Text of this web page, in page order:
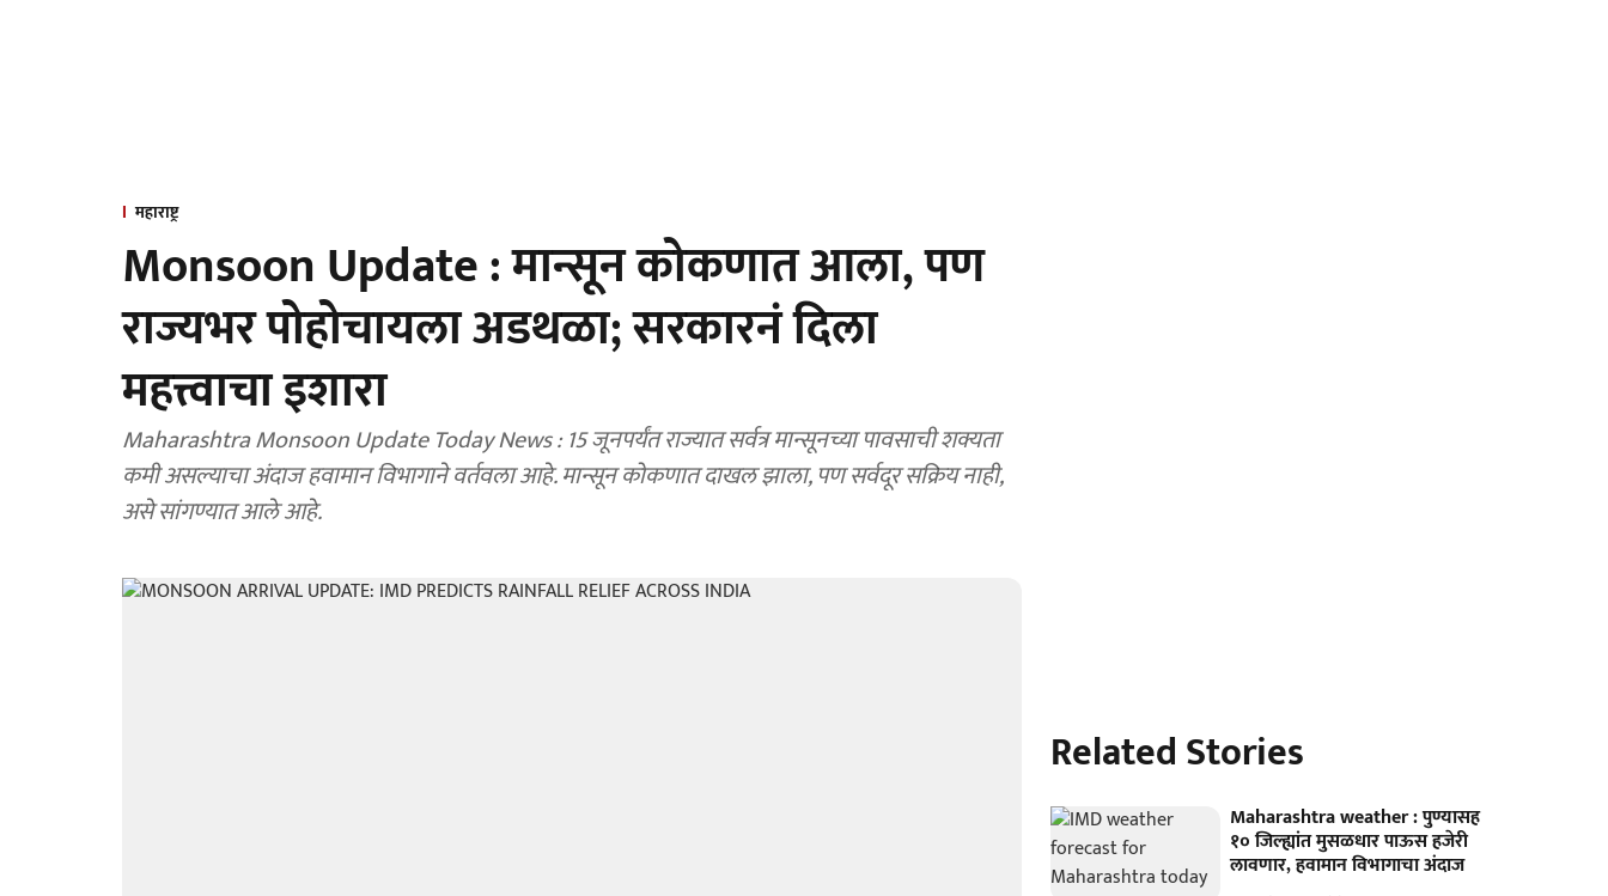
महाराष्ट्र
Monsoon Update : मान्सून कोकणात आला, पण
राज्यभर पोहोचायला अडथळा; सरकारनं दिला
महत्त्वाचा इशारा
Maharashtra Monsoon Update Today News : 15 जूनपर्यंत राज्यात सर्वत्र मान्सूनच्या पावसाची शक्यता
कमी असल्याचा अंदाज हवामान विभागाने वर्तवला आहे. मान्सून कोकणात दाखल झाला, पण सर्वदूर सक्रिय नाही,
असे सांगण्यात आले आहे.
Related Stories
Maharashtra weather : पुण्यासह
१० जिल्ह्यांत मुसळधार पाऊस हजेरी
लावणार, हवामान विभागाचा अंदाज